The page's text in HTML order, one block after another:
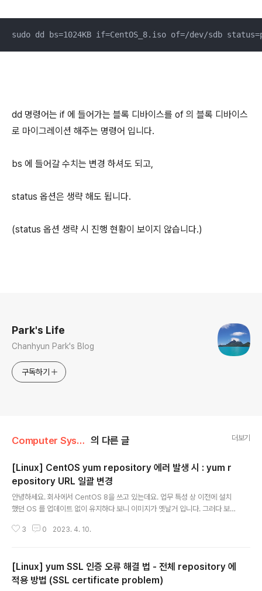
sudo dd bs=1024KB if=CentOS_8.iso of=/dev/sdb
dd 명령어는 if 에 들어가는 블록 디바이스를 of 의 블록 디바이스
로 마이그레이션 해주는 명령어 입니다.
bs 에 들어갈 수치는 변경 하셔도 되고,
status 옵션은 생략 해도 됩니다.
(status 옵션 생략 시 진행 현황이 보이지 않습니다.)
Park's Life
Chanhyun Park's Blog
구독하기
Computer System/Linux 의 다른 글 더보기
[Linux] CentOS yum repository 에러 발생 시 : yum r
epository URL 일괄 변경
안녕하세요. 회사에서 CentOS 8을 쓰고 있는데요. 업무 특성 상 이전에 설치
했던 OS 를 업데이트 없이 유지하다 보니 이미지가 옛날거 입니다. 그러다 보니
에러가 발생 하였습니다. 간단한 명령어를 통해 yum repository의 URL 을
Linux-* sed -i 's/mirrorlist/#mirrorlist/g' /etc/yum.repos.d/CentO
S-Linux-* CentOS의 기본 yum..
3 0 2023. 4. 10.
[Linux] yum SSL 인증 오류 해결 법 - 전체 repository 에
적용 방법 (SSL certificate problem)